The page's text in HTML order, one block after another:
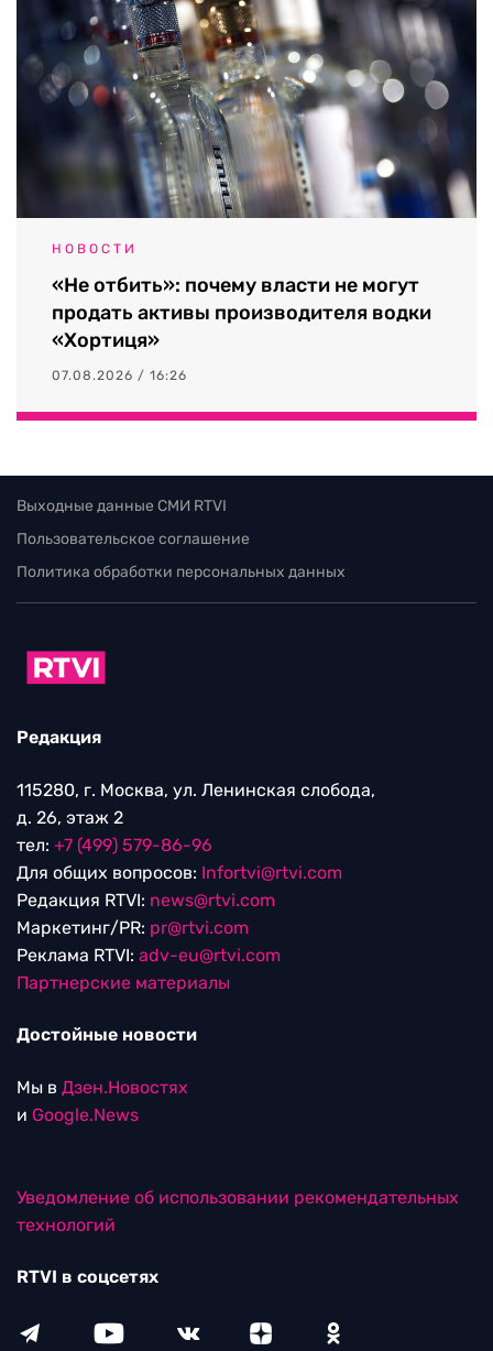
НОВОСТИ
«Не отбить»: почему власти не могут
продать активы производителя водки
«Хортиця»
07.08.2026 / 16:26
Выходные данные СМИ RTVI
Пользовательское соглашение
Политика обработки персональных данных
Редакция
115280, г. Москва, ул. Ленинская слобода,
д. 26, этаж 2
тел: +7 (499) 579-86-96
Для общих вопросов: Infortvi@rtvi.com
Редакция RTVI: news@rtvi.com
Маркетинг/PR: pr@rtvi.com
Реклама RTVI: adv-eu@rtvi.com
Партнерские материалы
Достойные новости
Мы в Дзен.Новостях
и Google.News
Уведомление об использовании рекомендательных
технологий
RTVI в соцсетях